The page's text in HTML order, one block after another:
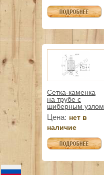
Сетка-каменка
на трубе с
шиберным узлом
Цена: нет в
наличие